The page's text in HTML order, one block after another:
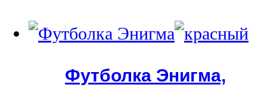
Футболка Энигма,